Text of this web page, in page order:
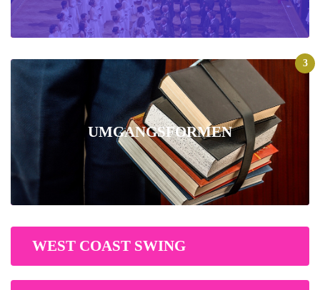
UMGANGSFORMEN
3
WEST COAST SWING